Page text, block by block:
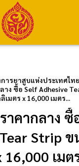
ารยาสูบแห่งประเทศไทย
ง ซื้อ Self Adhesive
เมตร x 16,000 เมตร...
าคากลาง ซื้
Strip
16,000 เม